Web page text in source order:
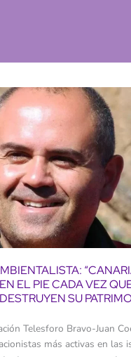
EL PIE CADA VEZ
SU
Telesforo Bravo-Juan
más activas en las